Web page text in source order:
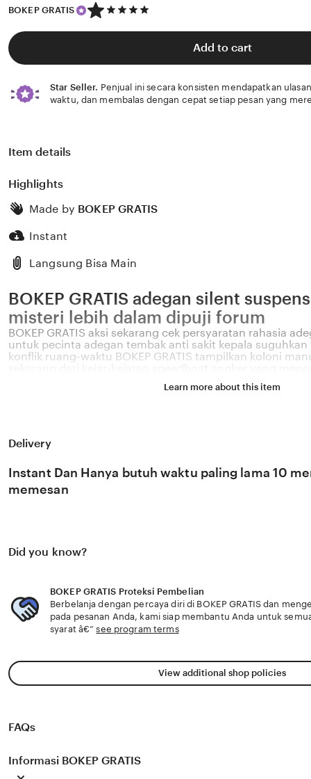
BOKEP GRATIS
5
out
of
Add to cart
Star Seller. Penjual ini secara konsisten mendapatkan
waktu, dan membalas dengan cepat setiap pesan yang
Item details
Highlights
Made by BOKEP GRATIS
Instant
Langsung Bisa Main
BOKEP GRATIS adegan silent
misteri lebih dalam dipuji forum
BOKEP GRATIS aksi sekarang cek persyaratan rahasia
untuk pecinta adegan tembak anti sakit kepala
konflik ruang-waktu BOKEP GRATIS tampilkan koloni
mengesankan dan sesuai untuk kejar-kejaran
Learn more about this item
Delivery
Instant Dan Hanya butuh waktu paling lama 10
memesan
Did you know?
BOKEP GRATIS Proteksi Pembelian
Berbelanja dengan percaya diri di BOKEP GRATIS dan
pada pesanan Anda, kami siap membantu Anda untuk
syarat â€”see program terms
View additional shop policies
FAQs
Informasi BOKEP GRATIS